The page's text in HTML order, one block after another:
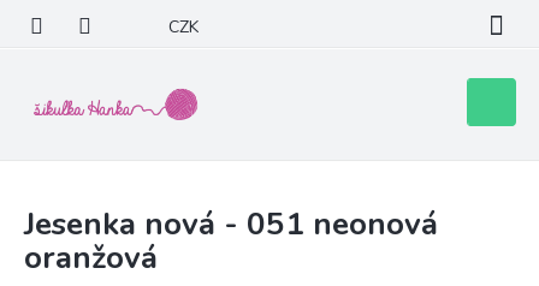
obsah
CZK
košík
Jesenka nová - 051 neonová
oranžová